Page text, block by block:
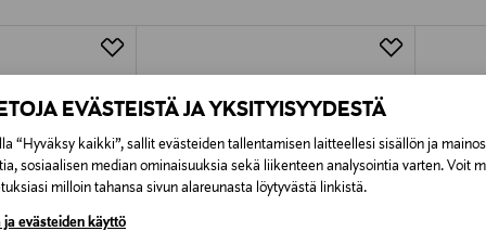
EVÄSTEISTÄ JA YKSITYISYYDESTÄ
“Hyväksy kaikki”, sallit evästeiden tallentamisen laitteellesi sisällön ja
sosiaalisen median ominaisuuksia sekä liikenteen analysointia varten. Voit
milloin tahansa sivun alareunasta löytyvästä linkistä.
ja evästeiden käyttö
Alk. 6,90 €, kun toimitus on